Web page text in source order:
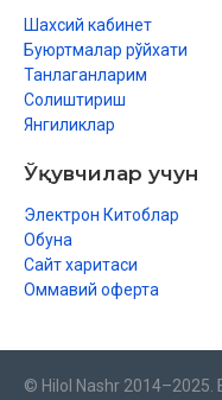
Шахсий кабинет
Буюртмалар рўйхати
Танлаганларим
Солиштириш
Янгиликлар
Ўқувчилар учун
Электрон Китоблар
Обуна
Сайт харитаси
Оммавий оферта
© Hilol Nashr 2014–2025.